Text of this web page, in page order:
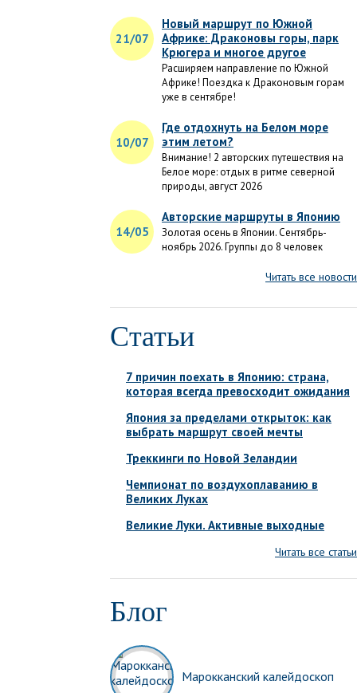
21/07
Новый маршрут по Южной
Африке: Драконовы горы, парк
Крюгера и многое другое
Расширяем направление по Южной
Африке! Поездка к Драконовым горам
уже в сентябре!
10/07
Где отдохнуть на Белом море
этим летом?
Внимание! 2 авторских путешествия на
Белое море: отдых в ритме северной
природы, август 2026
14/05
Авторские маршруты в Японию
Золотая осень в Японии. Сентябрь-
ноябрь 2026. Группы до 8 человек
Читать все новости
Статьи
7 причин поехать в Японию: страна,
которая всегда превосходит ожидания
Япония за пределами открыток: как
выбрать маршрут своей мечты
Треккинги по Новой Зеландии
Чемпионат по воздухоплаванию в
Великих Луках
Великие Луки. Активные выходные
Читать все статьи
Блог
Марокканский калейдоскоп